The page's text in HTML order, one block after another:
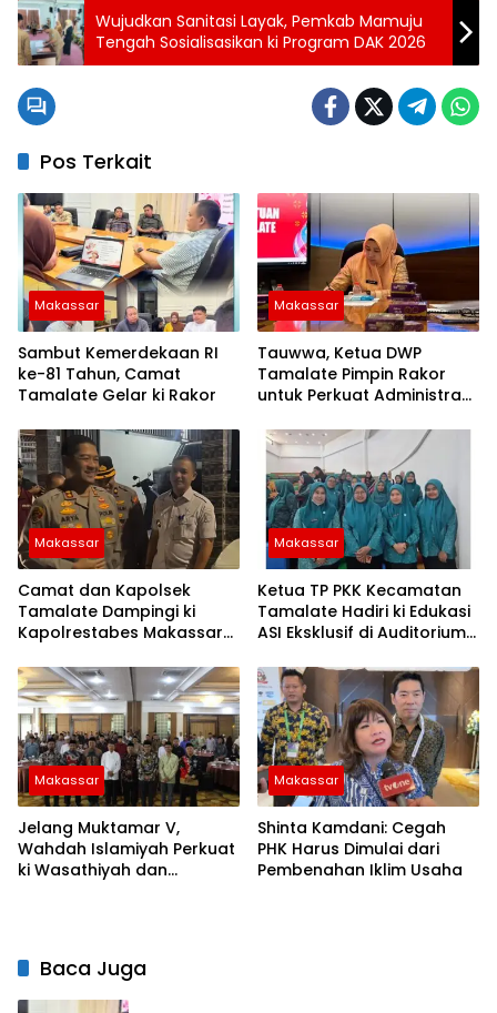
Wujudkan Sanitasi Layak, Pemkab Mamuju
Tengah Sosialisasikan ki Program DAK 2026
Pos Terkait
Makassar
Sambut Kemerdekaan RI
ke-81 Tahun, Camat
Tamalate Gelar ki Rakor
Makassar
Tauwwa, Ketua DWP
Tamalate Pimpin Rakor
untuk Perkuat Administrasi
Makassar
Camat dan Kapolsek
Tamalate Dampingi ki
Kapolrestabes Makassar
Sembako di Bontoduri
Makassar
Ketua TP PKK Kecamatan
Tamalate Hadiri ki Edukasi
ASI Eksklusif di Auditorium
Makassar
Jelang Muktamar V,
Wahdah Islamiyah Perkuat
ki Wasathiyah dan
Makassar
Shinta Kamdani: Cegah
PHK Harus Dimulai dari
Pembenahan Iklim Usaha
Baca Juga